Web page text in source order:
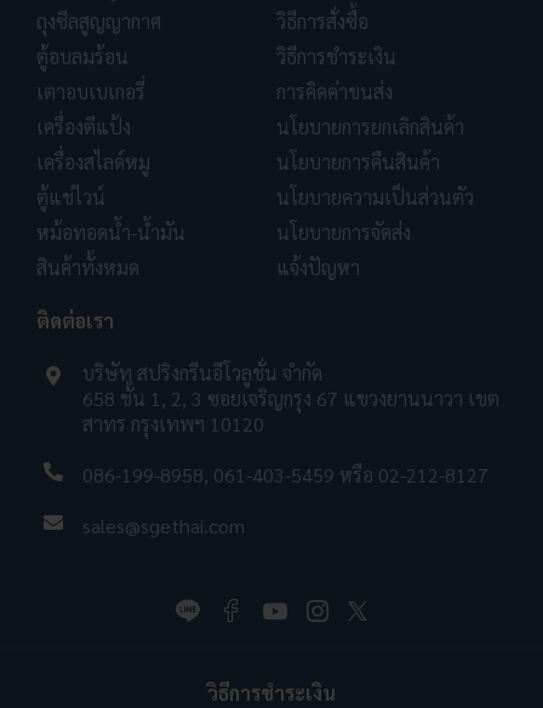
ถุงซีลสูญญากาศ
ตู้อบลมร้อน
เตาอบเบเกอรี่
เครื่องตีแป้ง
เครื่องสไลด์หมู
ตู้แช่ไวน์
หม้อทอดน้ำ-น้ำมัน
สินค้าทั้งหมด
วิธีการสั่งซื้อ
วิธีการชำระเงิน
การคิดค่าขนส่ง
นโยบายการยกเลิกสินค้า
นโยบายการคืนสินค้า
นโยบายความเป็นส่วนตัว
นโยบายการจัดส่ง
แจ้งปัญหา
ติดต่อเรา
บริษัท สปริงกรีนอีโวลูชั่น จำกัด
658 ชั้น 1, 2, 3 ซอยเจริญกรุง 67 แขวงยานนาวา เขต
สาทร กรุงเทพฯ 10120
086-199-8958, 061-403-5459 หรือ 02-212-8127
sales@sgethai.com
วิธีการชำระเงิน